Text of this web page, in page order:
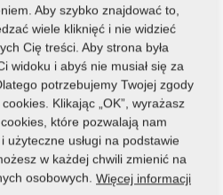
Aby szybko znajdować to,
wiele kliknięć i nie widzieć
Cię treści. Aby strona była
widoku i abyś nie musiał się za
potrzebujemy Twojej zgody
Klikając „OK”, wyrażasz
które pozwalają nam
użyteczne usługi na podstawie
w każdej chwili zmienić na
osobowych. Więcej informacji